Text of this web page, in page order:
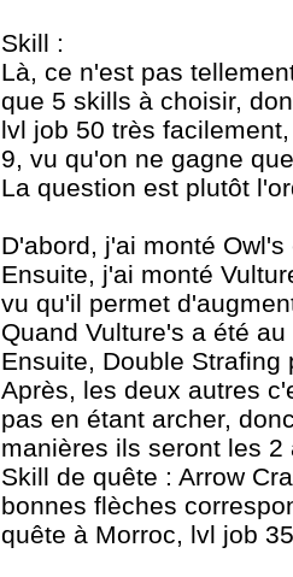
Skill :
Là, ce n'est pas
que 5 skills à choisir,
lvl job 50 très
9, vu qu'on ne gagne
La question est plutôt
D'abord, j'ai monté
Ensuite, j'ai monté
vu qu'il permet
Quand Vulture's a été
Ensuite, Double
Après, les deux autres
pas en étant archer,
manières ils seront les
Skill de quête : Arrow
bonnes flèches
quête à Morroc, lvl job